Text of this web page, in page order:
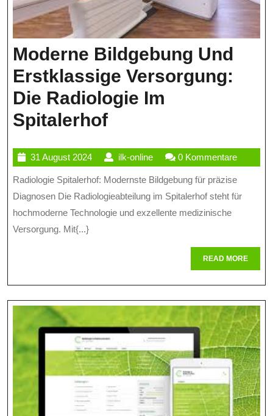
Moderne Bildgebung Und
Erstklassige Versorgung:
Die Radiologie Im
SpitalerhofModerne
Und
Erstklassige
Versorgung:
Radiologie
Spitalerhof
31 August 202431
August
2024
ilk-onlineilk-
online
0 Kommentare
Radiologie Spitalerhof: Modernste Bildgebung für präzise
Diagnosen Die Radiologieabteilung im Spitalerhof steht für
hochmoderne Technologie und exzellente medizinische
Versorgung. Mit{...}
READ MOREREAD
MORE